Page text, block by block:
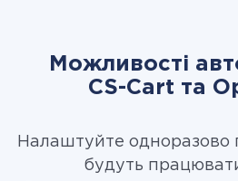
Можливості
CS-Cart та
Налаштуйте одноразово
будуть